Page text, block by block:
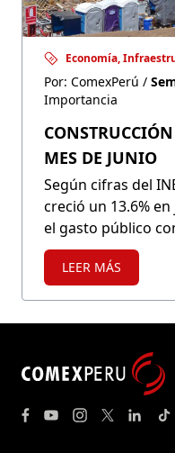
Economía,
Por: ComexPerú /
Importancia
MES DE JUNIO
Según cifras del
creció un 13.6%
el gasto público
Esto podría
para fin de año no
LEER MÁS